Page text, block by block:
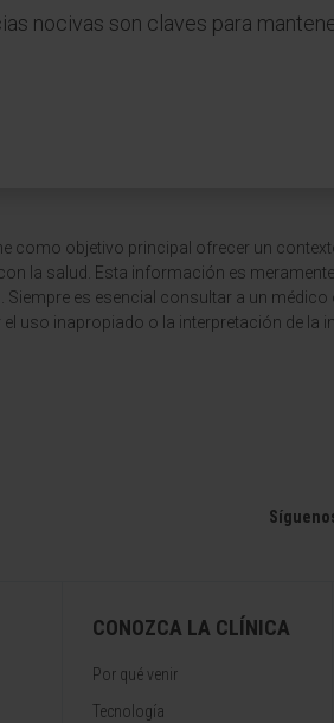
nocivas son claves para
como objetivo principal ofrecer un
la salud. Esta información es
es esencial consultar a un médico
uso inapropiado o la interpretación de la
CONOZCA LA CLÍNICA
Por qué venir
Tecnología